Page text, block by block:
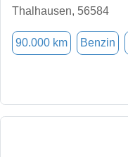
Thalhausen, 56584
90.000 km Benzin